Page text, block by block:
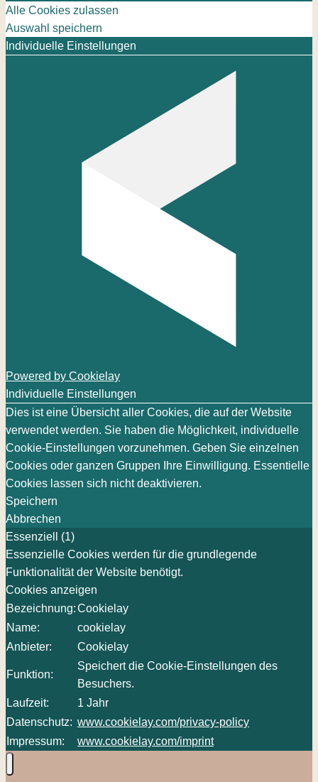
Alle Cookies zulassen
Auswahl speichern
Individuelle Einstellungen
Powered by Cookielay
Individuelle Einstellungen
Dies ist eine Übersicht aller Cookies, die auf der Website
verwendet werden. Sie haben die Möglichkeit, individuelle
Cookie-Einstellungen vorzunehmen. Geben Sie einzelnen
Cookies oder ganzen Gruppen Ihre Einwilligung. Essentielle
Cookies lassen sich nicht deaktivieren.
Speichern
Abbrechen
Essenziell (1)
Essenzielle Cookies werden für die grundlegende
Funktionalität der Website benötigt.
Cookies anzeigen
Bezeichnung:Cookielay
Name:
cookielay
Anbieter:
Cookielay
Funktion:
Speichert die Cookie-Einstellungen des
Besuchers.
Laufzeit:
1 Jahr
Datenschutz: www.cookielay.com/privacy-policy
Impressum:
www.cookielay.com/imprint